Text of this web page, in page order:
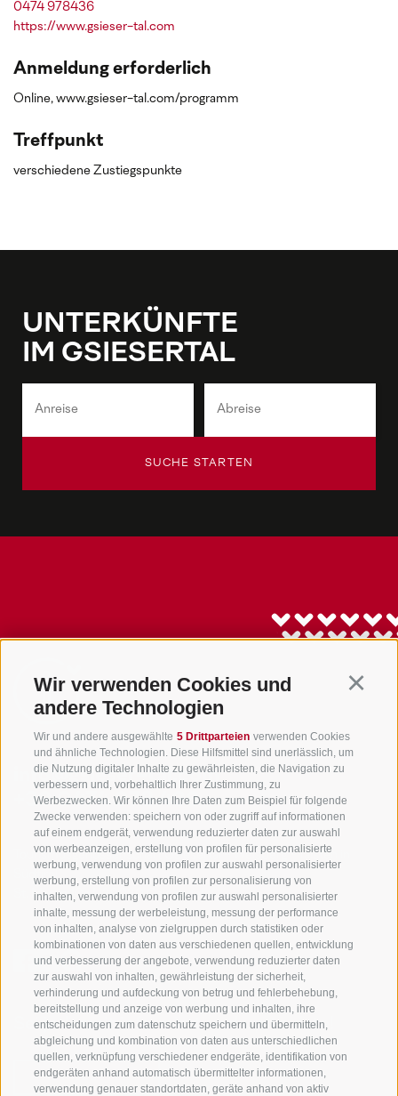
Wir verwenden Cookies und
andere Technologien
Wir und andere ausgewählte 5 Drittparteien verwenden Cookies
und ähnliche Technologien. Diese Hilfsmittel sind unerlässlich, um
die Nutzung digitaler Inhalte zu gewährleisten, die Navigation zu
verbessern und, vorbehaltlich Ihrer Zustimmung, zu
Werbezwecken. Wir können Ihre Daten zum Beispiel für folgende
Zwecke verwenden: speichern von oder zugriff auf informationen
auf einem endgerät, verwendung reduzierter daten zur auswahl
von werbeanzeigen, erstellung von profilen für personalisierte
werbung, verwendung von profilen zur auswahl personalisierter
werbung, erstellung von profilen zur personalisierung von
inhalten, verwendung von profilen zur auswahl personalisierter
inhalte, messung der werbeleistung, messung der performance
von inhalten, analyse von zielgruppen durch statistiken oder
kombinationen von daten aus verschiedenen quellen, entwicklung
und verbesserung der angebote, verwendung reduzierter daten
zur auswahl von inhalten, gewährleistung der sicherheit,
verhinderung und aufdeckung von betrug und fehlerbehebung,
bereitstellung und anzeige von werbung und inhalten, ihre
entscheidungen zum datenschutz speichern und übermitteln,
abgleichung und kombination von daten aus unterschiedlichen
quellen, verknüpfung verschiedener endgeräte, identifikation von
endgeräten anhand automatisch übermittelter informationen,
verwendung genauer standortdaten, geräte anhand von aktiv
0474 978436
https://www.gsieser-tal.com
Anmeldung erforderlich
Online, www.gsieser-tal.com/programm
Treffpunkt
verschiedene Zustiegspunkte
UNTERKÜNFTE
IM GSIESERTAL
SUCHE STARTEN
info@gsieser-tal.com
+39 0474 978 436
Tourismusgenossenschaft Gsiesertal - Welsberg - Taisten in
Südtirol
St. Martin 10a I-39030 Gsiesertal
Sei jederzeit informiert und up to date!
NEWSLETTER